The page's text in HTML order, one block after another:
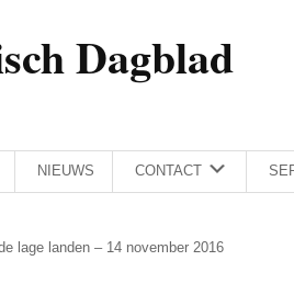
Dagblad
NIEUWS CONTACT
lage landen – 14 november 2016